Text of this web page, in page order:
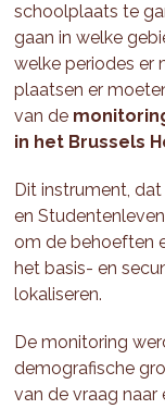
schoolplaats te
gaan in welke
welke periodes er
plaatsen er
van de
in het Brussels
Dit instrument,
en
om de behoeften
het basis- en
lokaliseren.
De monitoring
demografische
van de vraag naar